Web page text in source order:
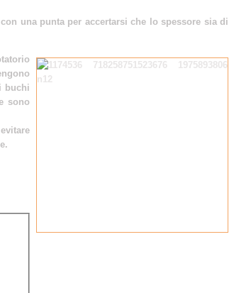
una punta per accertarsi che lo spessore sia di
buchi
sono